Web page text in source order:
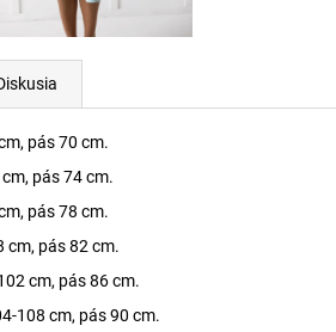
pás 70 cm.
pás 74 cm.
pás 78 cm.
cm, pás 82 cm.
cm, pás 86 cm.
108 cm, pás 90 cm.